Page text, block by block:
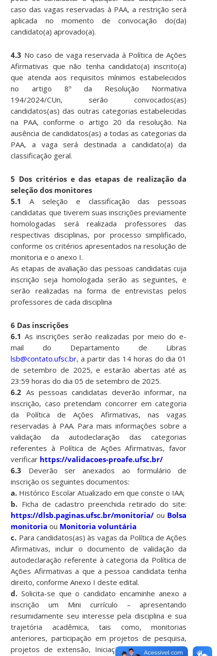
caso das vagas reservadas à PAA, a restrição será
aplicada no momento de convocação do(da)
candidato(a) aprovado(a).
4.3 No caso de vaga reservada à Política de Ações
Afirmativas que não tenha candidato(a) inscrito(a)
que atenda aos requisitos mínimos estabelecidos
no artigo 8º da Resolução Normativa
194/2024/CUn, serão convocados(as)
candidatos(as) das outras categorias estabelecidas
na PAA, conforme o artigo 20 da resolução. Na
ausência de candidatos(as) a todas as categorias da
PAA, a vaga será destinada a candidato(a) da
classificação geral.
5 Dos critérios e das etapas de realização da
seleção dos monitores
5.1
A seleção e classificação das pessoas
candidatas que tiverem suas inscrições previamente
homologadas será realizada professores das
respectivas disciplinas, por processo simplificado,
conforme os critérios apresentados na resolução de
monitoria e o anexo I.
As etapas de avaliação das pessoas candidatas cuja
inscrição seja homologada serão as seguintes, e
serão realizadas na forma de entrevistas pelos
professores de cada disciplina
6 Das inscrições
6.1 As inscrições serão realizadas por meio do e-
mail do Departamento de Libras
lsb@contato.ufsc.br, a partir das 14 horas do dia 01
de setembro de 2025, e estarão abertas até as
23:59 horas do dia 05 de setembro de 2025.
6.2 As pessoas candidatas deverão informar, na
inscrição, caso pretendam concorrer em categoria
da Política de Ações Afirmativas, nas vagas
reservadas à PAA. Para mais informações sobre a
validação da autodeclaração das categorias
referentes à Política de Ações Afirmativas, favor
verificar https://validacoes-proafe.ufsc.br/
6.3 Deverão ser anexados ao formulário de
inscrição os seguintes documentos:
a. Histórico Escolar Atualizado em que conste o IAA;
b. Ficha de cadastro preenchida retirado do site:
https://dlsb.paginas.ufsc.br/monitoria/ ou Bolsa
monitoria ou Monitoria voluntária
c. Para candidatos(as) às vagas da Política de Ações
Afirmativas, incluir o documento de validação da
autodeclaração referente à categoria da Política de
Ações Afirmativas a que a pessoa candidata tenha
direito, conforme Anexo I deste edital.
d. Solicita-se que o candidato encaminhe anexo a
inscrição um Mini currículo – apresentando
resumidamente seu interesse pela disciplina e sua
trajetória acadêmica, tais como, monitorias
anteriores, participação em projetos de pesquisa,
projetos de extensão, Iniciação Científica, dentre